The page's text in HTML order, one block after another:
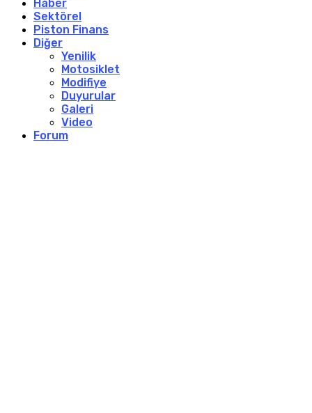
Haber
Sektörel
Piston Finans
Diğer
Yenilik
Motosiklet
Modifiye
Duyurular
Galeri
Video
Forum